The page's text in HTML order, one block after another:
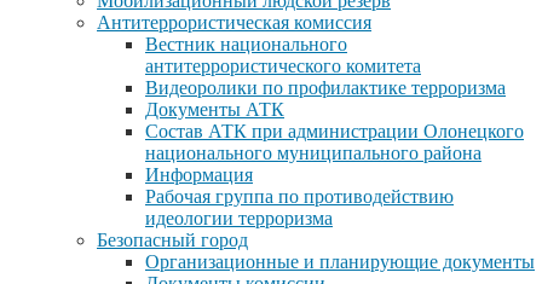
Антитеррористическая комиссия
Вестник национального
антитеррористического комитета
Видеоролики по профилактике терроризма
Документы АТК
Состав АТК при администрации Олонецкого
национального муниципального района
Информация
Рабочая группа по противодействию
идеологии терроризма
Безопасный город
Организационные и планирующие документы